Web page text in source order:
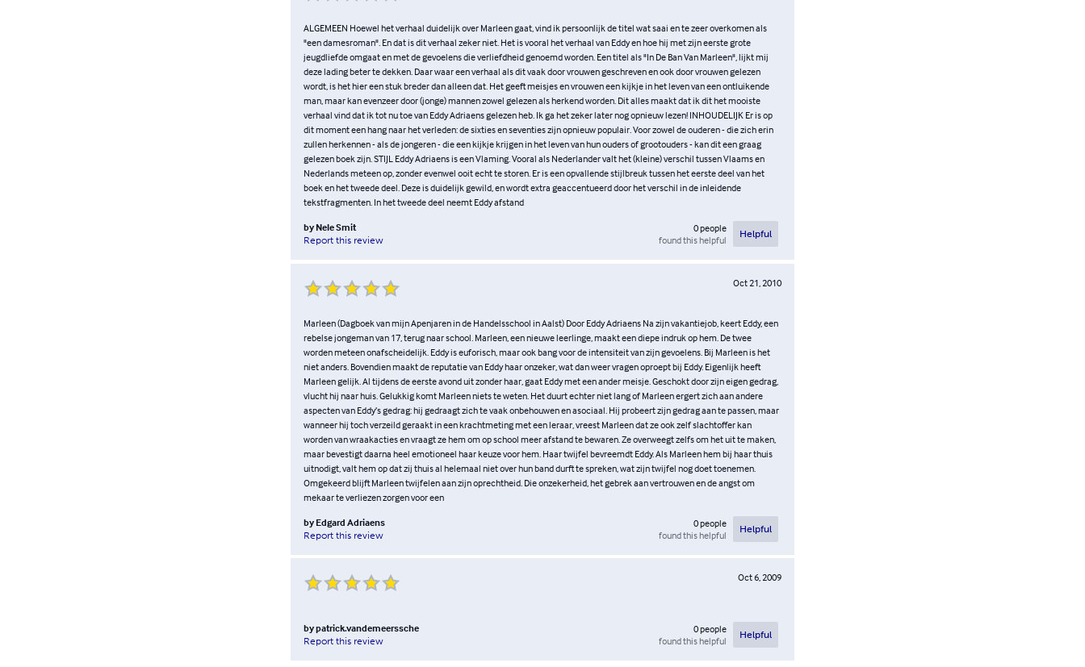
ALGEMEEN Hoewel het verhaal duidelijk over Marleen gaat, vind ik persoonlijk de titel wat saai en te zeer overkomen als
"een damesroman". En dat is dit verhaal zeker niet. Het is vooral het verhaal van Eddy en hoe hij met zijn eerste grote
jeugdliefde omgaat en met de gevoelens die verliefdheid genoemd worden. Een titel als "In De Ban Van Marleen", lijkt mij
deze lading beter te dekken. Daar waar een verhaal als dit vaak door vrouwen geschreven en ook door vrouwen gelezen
wordt, is het hier een stuk breder dan alleen dat. Het geeft meisjes en vrouwen een kijkje in het leven van een ontluikende
man, maar kan evenzeer door (jonge) mannen zowel gelezen als herkend worden. Dit alles maakt dat ik dit het mooiste
verhaal vind dat ik tot nu toe van Eddy Adriaens gelezen heb. Ik ga het zeker later nog opnieuw lezen! INHOUDELIJK Er is op
dit moment een hang naar het verleden: de sixties en seventies zijn opnieuw populair. Voor zowel de ouderen - die zich erin
zullen herkennen - als de jongeren - die een kijkje krijgen in het leven van hun ouders of grootouders - kan dit een graag
gelezen boek zijn. STIJL Eddy Adriaens is een Vlaming. Vooral als Nederlander valt het (kleine) verschil tussen Vlaams en
Nederlands meteen op, zonder evenwel ooit echt te storen. Er is een opvallende stijlbreuk tussen het eerste deel van het
boek en het tweede deel. Deze is duidelijk gewild, en wordt extra geaccentueerd door het verschil in de inleidende
tekstfragmenten. In het tweede deel neemt Eddy afstand
by Nele Smit
Report this review
0people
found this helpful
Helpful
Oct 21, 2010
Marleen (Dagboek van mijn Apenjaren in de Handelsschool in Aalst) Door Eddy Adriaens Na zijn vakantiejob, keert Eddy, een
rebelse jongeman van 17, terug naar school. Marleen, een nieuwe leerlinge, maakt een diepe indruk op hem. De twee
worden meteen onafscheidelijk. Eddy is euforisch, maar ook bang voor de intensiteit van zijn gevoelens. Bij Marleen is het
niet anders. Bovendien maakt de reputatie van Eddy haar onzeker, wat dan weer vragen oproept bij Eddy. Eigenlijk heeft
Marleen gelijk. Al tijdens de eerste avond uit zonder haar, gaat Eddy met een ander meisje. Geschokt door zijn eigen gedrag,
vlucht hij naar huis. Gelukkig komt Marleen niets te weten. Het duurt echter niet lang of Marleen ergert zich aan andere
aspecten van Eddy’s gedrag: hij gedraagt zich te vaak onbehouwen en asociaal. Hij probeert zijn gedrag aan te passen, maar
wanneer hij toch verzeild geraakt in een krachtmeting met een leraar, vreest Marleen dat ze ook zelf slachtoffer kan
worden van wraakacties en vraagt ze hem om op school meer afstand te bewaren. Ze overweegt zelfs om het uit te maken,
maar bevestigt daarna heel emotioneel haar keuze voor hem. Haar twijfel bevreemdt Eddy. Als Marleen hem bij haar thuis
uitnodigt, valt hem op dat zij thuis al helemaal niet over hun band durft te spreken, wat zijn twijfel nog doet toenemen.
Omgekeerd blijft Marleen twijfelen aan zijn oprechtheid. Die onzekerheid, het gebrek aan vertrouwen en de angst om
mekaar te verliezen zorgen voor een
by Edgard Adriaens
Report this review
0people
found this helpful
Helpful
Oct 6, 2009
bypatrick.vandemeerssche
Report this review
0people
found this helpful
Helpful